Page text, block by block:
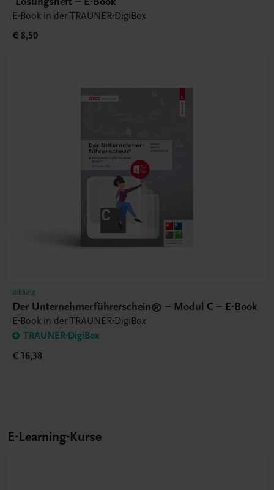
E-Book in der TRAUNER-DigiBox
€ 8,50
Bildung
Der Unternehmerführerschein® – Modul C – E-Book
E-Book in der TRAUNER-DigiBox
TRAUNER-DigiBox
€ 16,38
E-Learning-Kurse